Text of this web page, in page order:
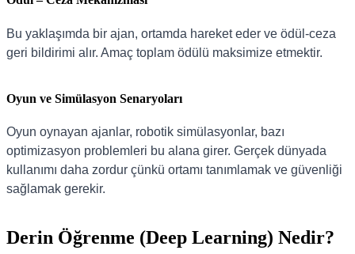
Bu yaklaşımda bir ajan, ortamda hareket eder ve ödül-ceza
geri bildirimi alır. Amaç toplam ödülü maksimize etmektir.
Oyun ve Simülasyon Senaryoları
Oyun oynayan ajanlar, robotik simülasyonlar, bazı
optimizasyon problemleri bu alana girer. Gerçek dünyada
kullanımı daha zordur çünkü ortamı tanımlamak ve güvenliği
sağlamak gerekir.
Derin Öğrenme (Deep Learning) Nedir?